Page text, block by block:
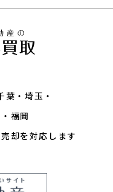
葉
埼玉
福岡
却を対応します